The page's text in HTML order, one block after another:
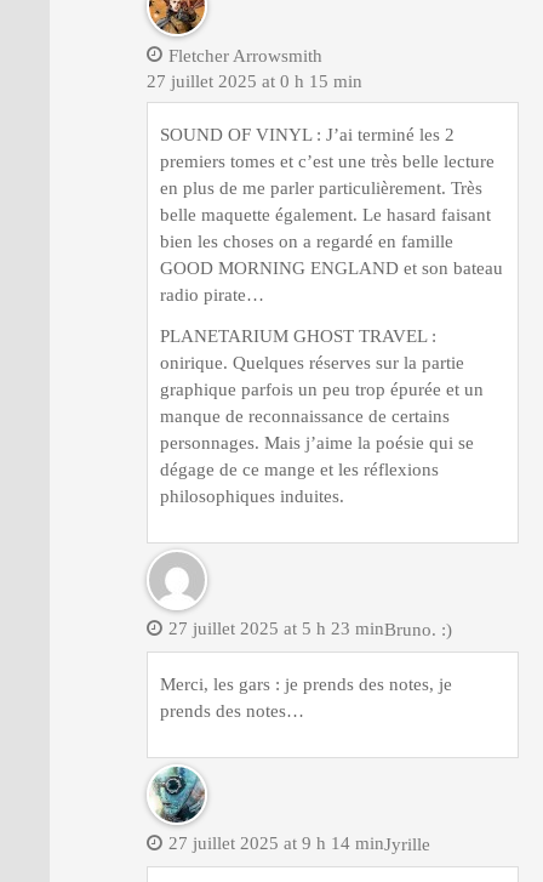
Fletcher Arrowsmith
27 juillet 2025 at 0 h 15 min
SOUND OF VINYL : J’ai terminé les 2
premiers tomes et c’est une très belle lecture
en plus de me parler particulièrement. Très
belle maquette également. Le hasard faisant
bien les choses on a regardé en famille
GOOD MORNING ENGLAND et son bateau
radio pirate…
PLANETARIUM GHOST TRAVEL :
onirique. Quelques réserves sur la partie
graphique parfois un peu trop épurée et un
manque de reconnaissance de certains
personnages. Mais j’aime la poésie qui se
dégage de ce mange et les réflexions
philosophiques induites.
Bruno. :)
27 juillet 2025 at 5 h 23 min
Merci, les gars : je prends des notes, je
prends des notes…
Jyrille
27 juillet 2025 at 9 h 14 min